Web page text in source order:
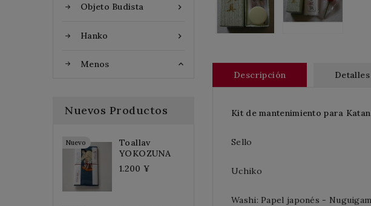

Objeto Budista

Hanko
Menos 
Nuevos Productos
Nuevo
Toallav
YOKOZUNA
1.200 ¥
Descripción
Kit de mantenimiento para
Sello
Uchiko
Washi: Papel japonés -